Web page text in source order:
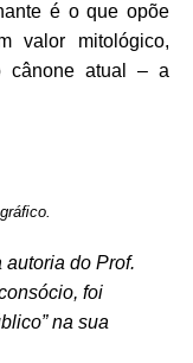
é o que opõe
valor mitológico,
cânone atual – a
do Prof.
foi
na sua